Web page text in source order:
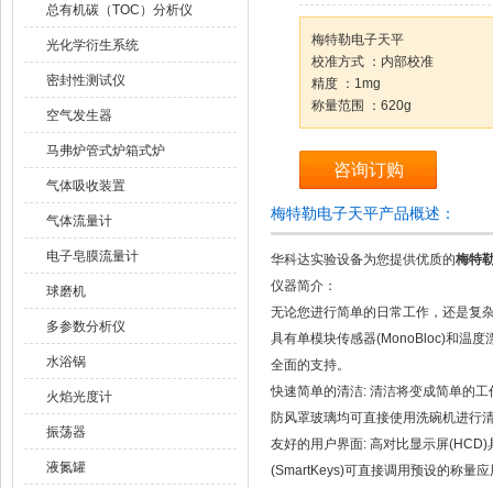
总有机碳（TOC）分析仪
光化学衍生系统
密封性测试仪
空气发生器
马弗炉管式炉箱式炉
气体吸收装置
气体流量计
电子皂膜流量计
球磨机
多参数分析仪
水浴锅
火焰光度计
振荡器
液氮罐
梅特勒电子天平
校准方式 ：内部校准
精度 ：1mg
称量范围 ：620g
咨询订购
梅特勒电子天平产品概述：
华科达实验设备为您提供优质的梅特
仪器简介：
无论您进行简单的日常工作，还是复
具有单模块传感器(MonoBloc)和温度
全面的支持。
快速简单的清洁: 清洁将变成简单的
防风罩玻璃均可直接使用洗碗机进行
友好的用户界面: 高对比显示屏
(SmartKeys)可直接调用预设的称量应